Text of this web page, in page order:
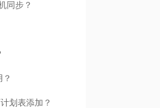
同步？
划表添加？